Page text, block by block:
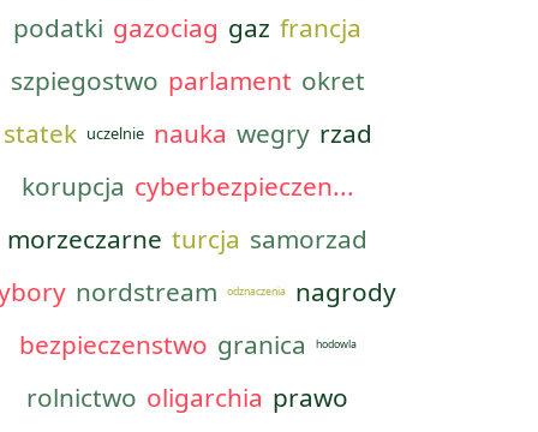
podatki gazociag gaz francja
szpiegostwo parlament okret
statek uczelnie nauka wegry rzad
korupcja cyberbezpieczen...
morzeczarne turcja samorzad
nordstream odznaczenia
nagrody
bezpieczenstwo granica hodowla
rolnictwo oligarchia prawo